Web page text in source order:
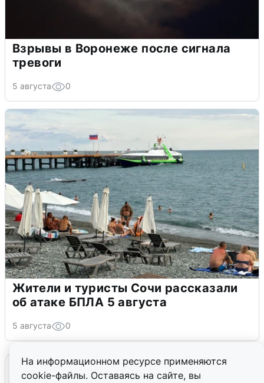
На информационном ресурсе применяются
cookie-файлы. Оставаясь на сайте, вы
Взрывы в Воронеже после сигнала
тревоги
5 августа 0
Жители и туристы Сочи рассказали
об атаке БПЛА 5 августа
5 августа 0